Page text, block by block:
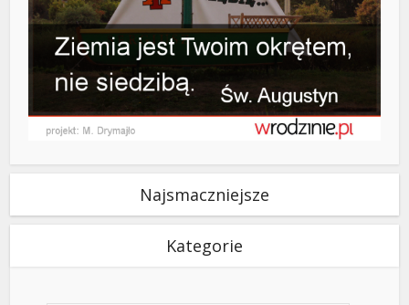
Najsmaczniejsze
Kategorie